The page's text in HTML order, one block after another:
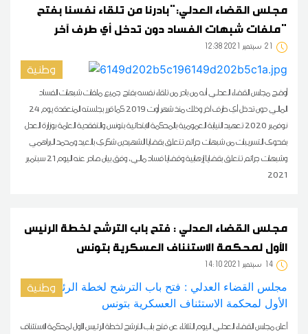
مجلس القضاء العدلي:"بادرنا من تلقاء نفسنا بفتح
ملفات شبهات الفساد دون تدخل أي طرف آخر"
21 12:38 2021 سبتمبر
وطنية
أوضح مجلس القضاء العدلي أنه من بادر من تلقاء نفسه بفتح جميع ملفات شبهات الفساد
المالي دون تدخل أي طرف آخر وذلك منذ شهر أوت 2019 كما قرر بجلسته المنعقدة يوم 24
نوفمبر 2020 تعهيد النيابة العمومية بالمحكمة الابتدائية بتونس والتفقدية العامة بوزارة العدل
بفحوى التسريبات من شبهات جرائم تتعلق بقضايا الشهيدين شكري بالعيد ومحمد البراهمي
وشبهات جرائم تتعلق بقضايا إرهابية وقضايا فساد مالي، وفق بيان صادر عنه اليوم 21 سبتمبر
2021
مجلس القضاء العدلي : فتح باب الترشح لخطة الرئيس
الأول لمحكمة الاستئناف العسكرية بتونس
14 14:10 2021 سبتمبر
وطنية
أعلن مجلس القضاء العدلي اليوم الثلاثاء عن فتح باب الترشح لخطة الرئيس الأول لمحكمة الاستئناف